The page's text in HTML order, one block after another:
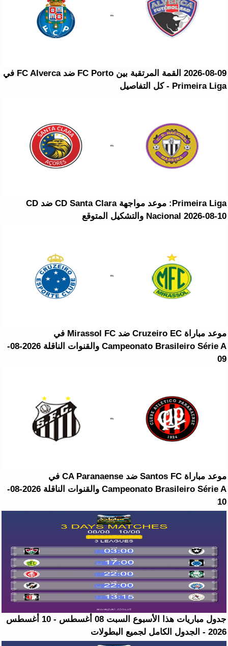
2026-08-09 القمة المرتقبة بين FC Porto ضد FC Alverca في
Primeira Liga - كل التفاصيل
Primeira Liga: موعد مواجهة CD Santa Clara ضد CD
Nacional 2026-08-10 والتشكيل المتوقع
موعد مباراة Cruzeiro EC ضد Mirassol FC في
Campeonato Brasileiro Série A والقنوات الناقلة 2026-08-
09
موعد مباراة Santos FC ضد CA Paranaense في
Campeonato Brasileiro Série A والقنوات الناقلة 2026-08-
10
جدول مباريات هذا الأسبوع السبت 08 أغسطس - 10 أغسطس
2026 - الجدول الكامل لجميع البطولات